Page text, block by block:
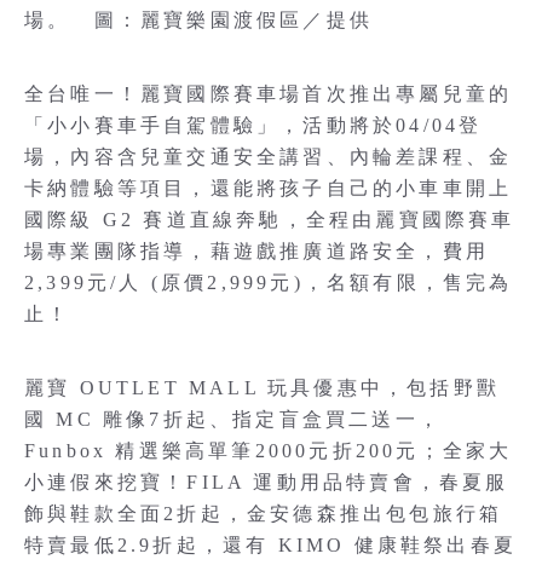
場。 圖：麗寶樂園渡假區／提供
全台唯一！麗寶國際賽車場首次推出專屬兒童的
「小小賽車手自駕體驗」，活動將於04/04登
場，內容含兒童交通安全講習、內輪差課程、金
卡納體驗等項目，還能將孩子自己的小車車開上
國際級 G2 賽道直線奔馳，全程由麗寶國際賽車
場專業團隊指導，藉遊戲推廣道路安全，費用
2,399元/人 (原價2,999元)，名額有限，售完為
止！
麗寶 OUTLET MALL 玩具優惠中，包括野獸
國 MC 雕像7折起、指定盲盒買二送一，
Funbox 精選樂高單筆2000元折200元；全家大
小連假來挖寶！FILA 運動用品特賣會，春夏服
飾與鞋款全面2折起，金安德森推出包包旅行箱
特賣最低2.9折起，還有 KIMO 健康鞋祭出春夏